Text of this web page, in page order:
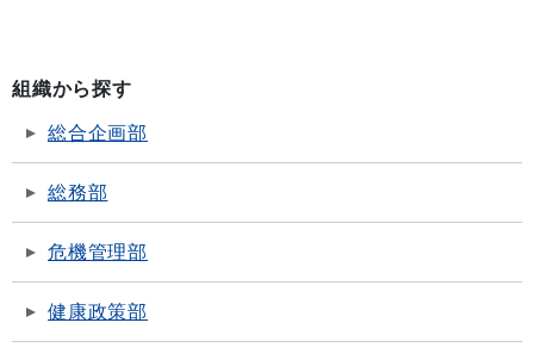
組織から探す
総合企画部
総務部
危機管理部
健康政策部